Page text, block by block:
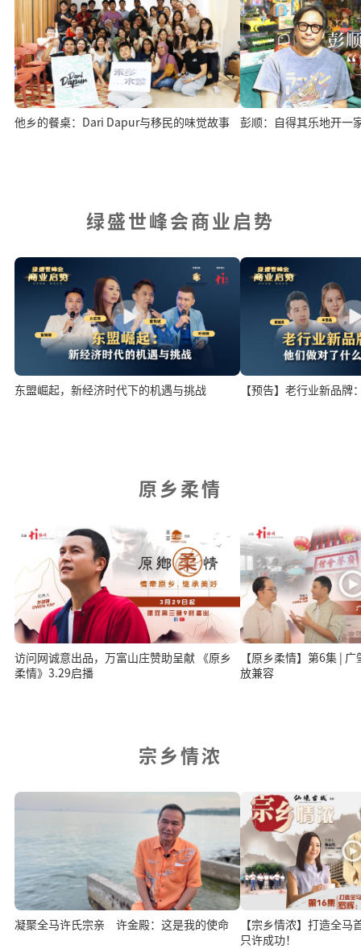
他乡的餐桌：Dari Dapur与移民的味觉故事 彭顺：自得其乐地开一
绿盛世峰会商业启势
东盟崛起，新经济时代下的机遇与挑战 【预告】老行业新品
原乡柔情
访问网诚意出品，万富山庄赞助呈献 《原乡
柔情》3.29启播
【原乡柔情】第6集 | 广
放兼容
宗乡情浓
凝聚全马许氏宗亲 许金殿：这是我的使命
【宗乡情浓】打造全
只许成功！